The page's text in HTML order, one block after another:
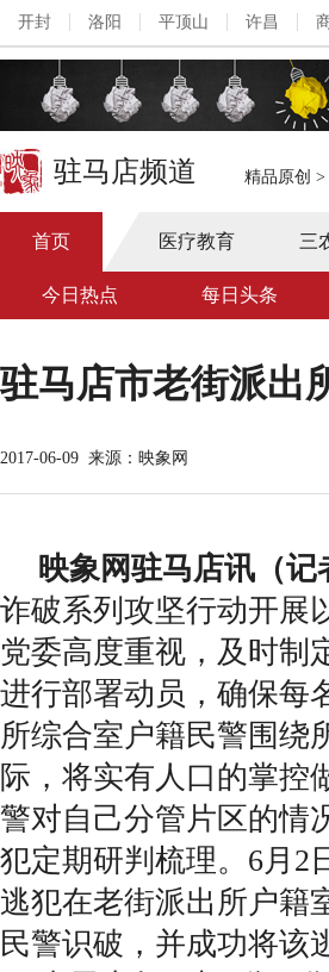
开封 洛阳 平顶山 许昌
驻马店频道 精品原创 >
首页 医疗教育 三
今日热点 每日头条
驻马店市老街派出
2017-06-09 来源：映象网
映象网驻马店讯（
诈破系列攻坚行动开展
党委高度重视，及时制
进行部署动员，确保每
所综合室户籍民警围绕
际，将实有人口的掌控
警对自己分管片区的情
犯定期研判梳理。6月2
逃犯在老街派出所户籍
民警识破，并成功将该